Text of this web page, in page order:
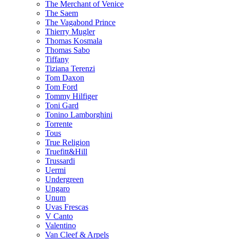
The Merchant of Venice
The Saem
The Vagabond Prince
Thierry Mugler
Thomas Kosmala
Thomas Sabo
Tiffany
Tiziana Terenzi
Tom Daxon
Tom Ford
Tommy Hilfiger
Toni Gard
Tonino Lamborghini
Torrente
Tous
True Religion
Truefitt&Hill
Trussardi
Uermi
Undergreen
Ungaro
Unum
Uvas Frescas
V Canto
Valentino
Van Cleef & Arpels